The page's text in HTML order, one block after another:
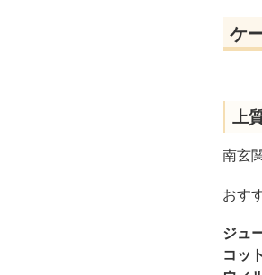
ケ
上
南玄
おす
ジュ
コッ